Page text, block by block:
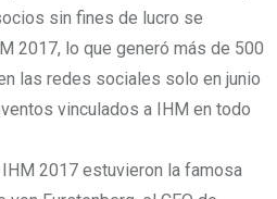
sin fines de lucro se
2017, lo que generó más de 500
las redes sociales solo en junio
vinculados a IHM en todo
2017 estuvieron la famosa